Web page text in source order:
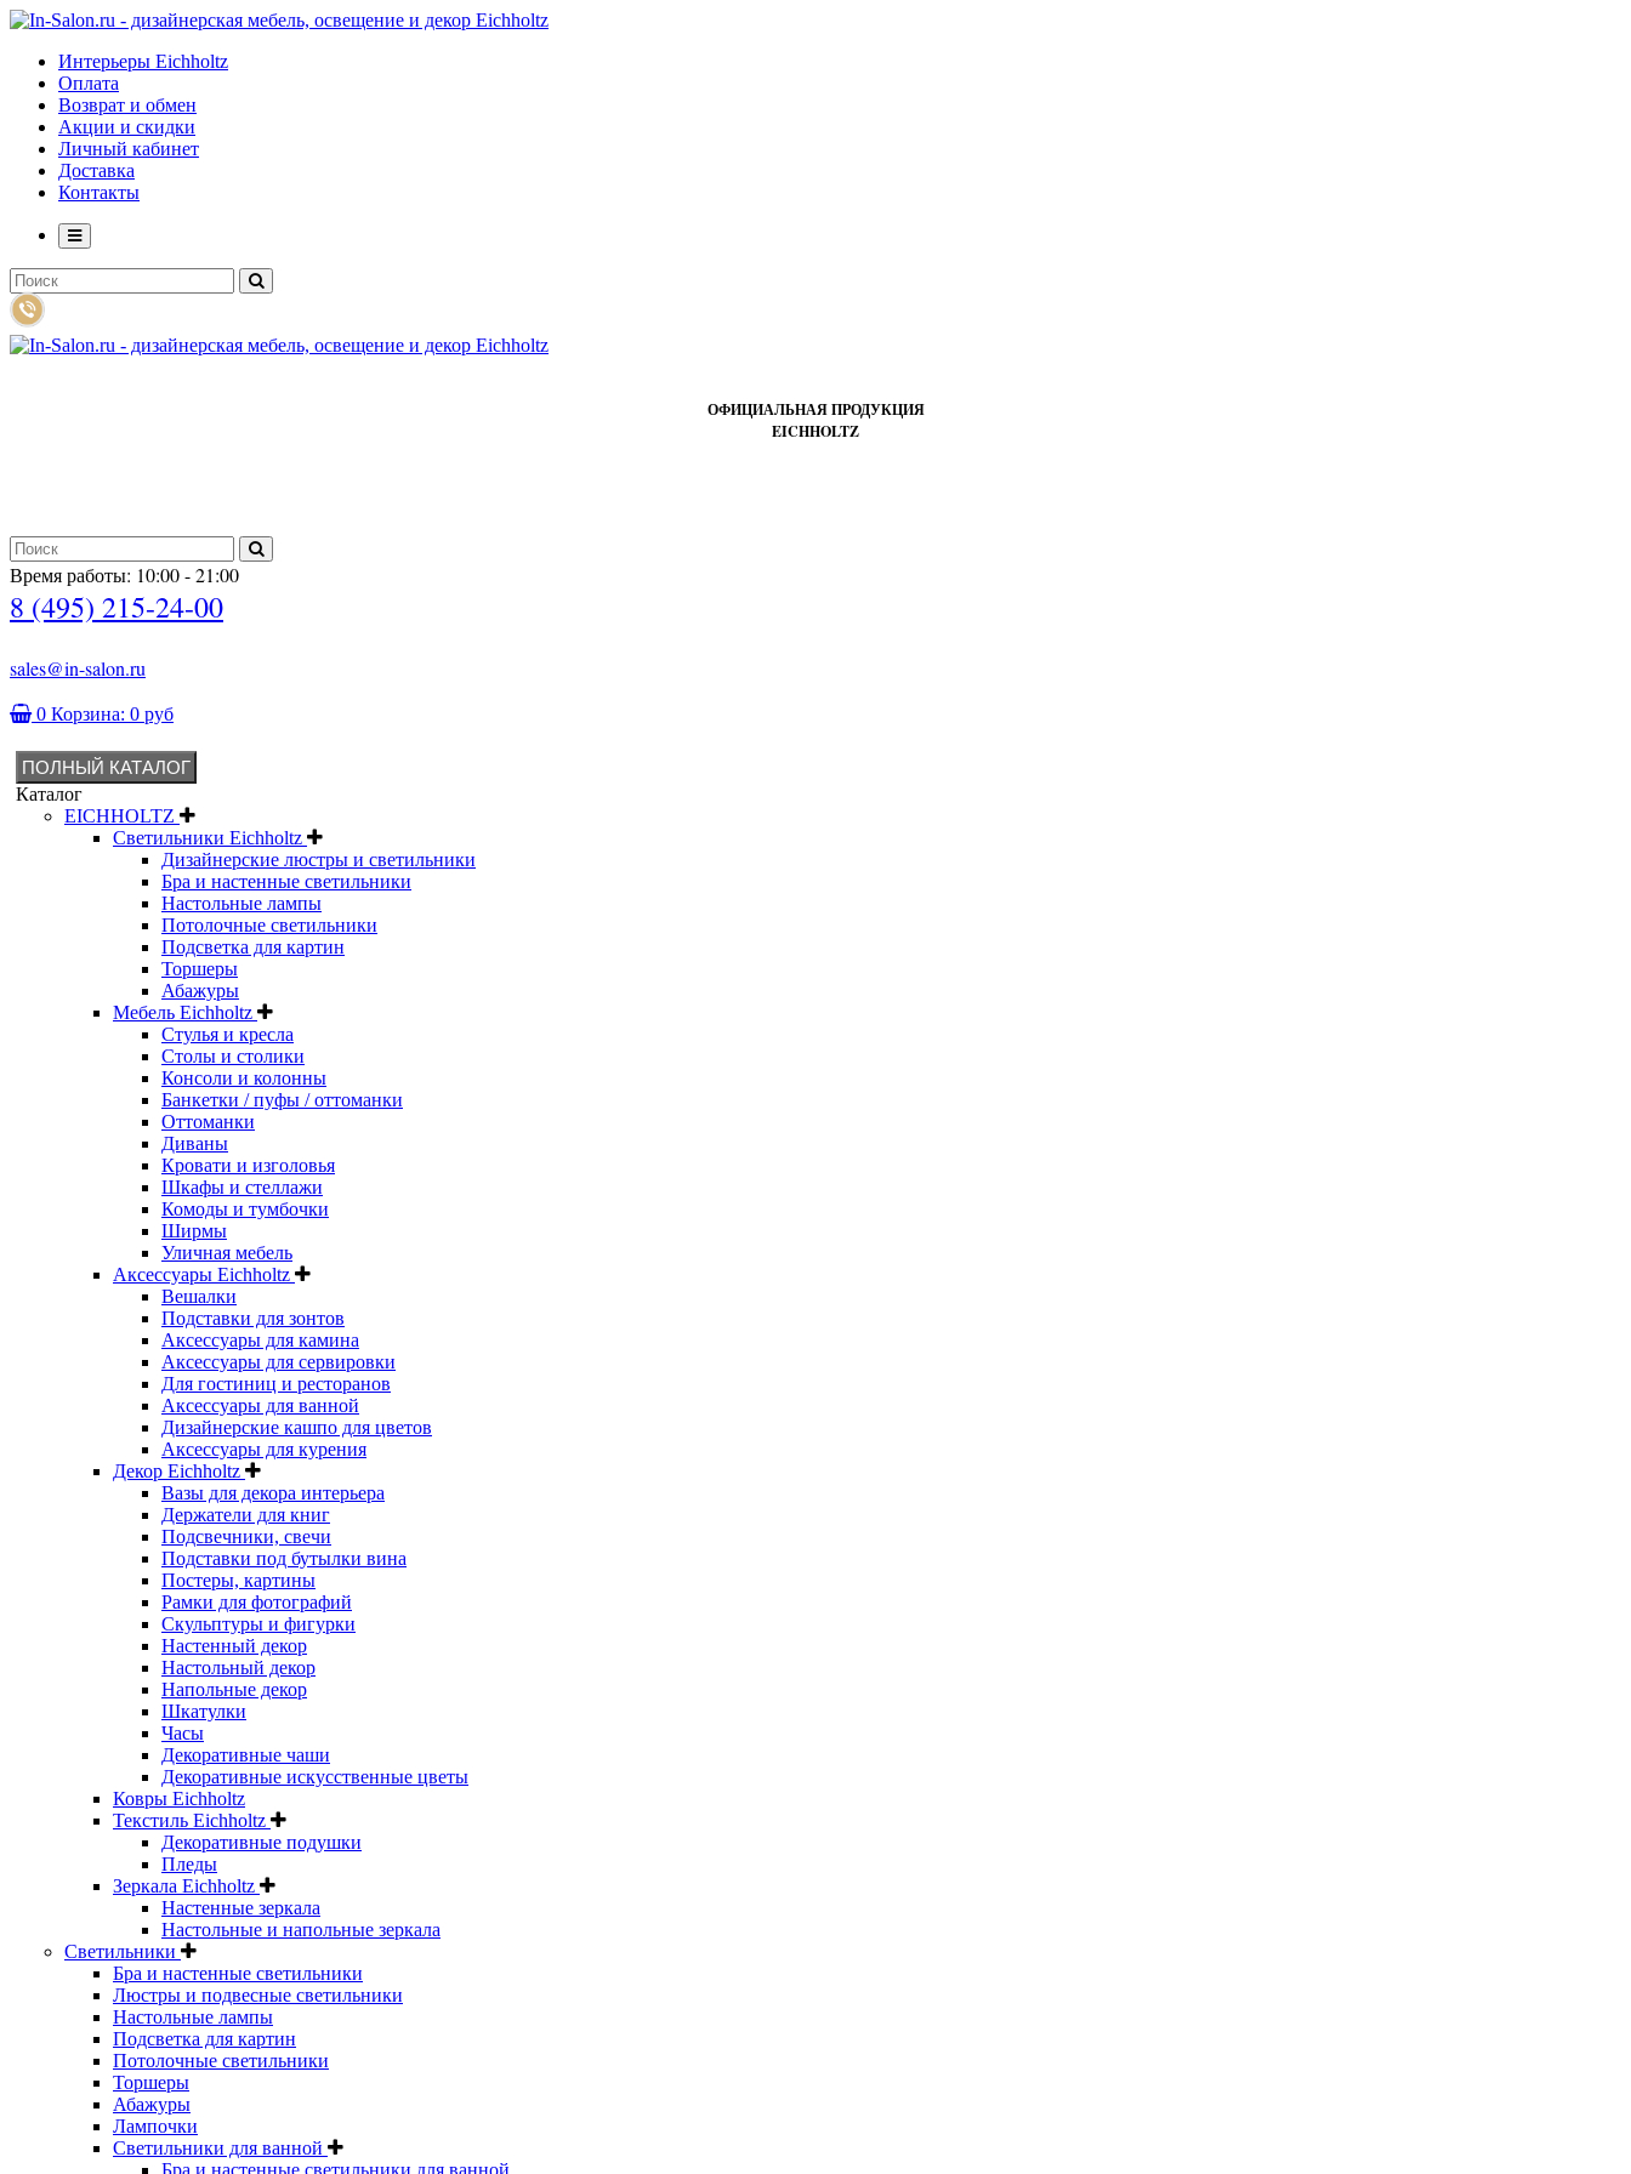
Интерьеры Eichholtz
Оплата
Возврат и обмен
Акции и скидки
Личный кабинет
Доставка
Контакты
ОФИЦИАЛЬНАЯ ПРОДУКЦИЯ
EICHHOLTZ
Время работы: 10:00 - 21:00
8 (495) 215-24-00
sales@in-salon.ru
0 Корзина: 0 руб
ПОЛНЫЙ КАТАЛОГ
Каталог
EICHHOLTZ
Светильники Eichholtz
Дизайнерские люстры и светильники
Бра и настенные светильники
Настольные лампы
Потолочные светильники
Подсветка для картин
Торшеры
Абажуры
Мебель Eichholtz
Стулья и кресла
Столы и столики
Консоли и колонны
Банкетки / пуфы / оттоманки
Оттоманки
Диваны
Кровати и изголовья
Шкафы и стеллажи
Комоды и тумбочки
Ширмы
Уличная мебель
Аксессуары Eichholtz
Вешалки
Подставки для зонтов
Аксессуары для камина
Аксессуары для сервировки
Для гостиниц и ресторанов
Аксессуары для ванной
Дизайнерские кашпо для цветов
Аксессуары для курения
Декор Eichholtz
Вазы для декора интерьера
Держатели для книг
Подсвечники, свечи
Подставки под бутылки вина
Постеры, картины
Рамки для фотографий
Скульптуры и фигурки
Настенный декор
Настольный декор
Напольные декор
Шкатулки
Часы
Декоративные чаши
Декоративные искусственные цветы
Ковры Eichholtz
Текстиль Eichholtz
Декоративные подушки
Пледы
Зеркала Eichholtz
Настенные зеркала
Настольные и напольные зеркала
Светильники
Бра и настенные светильники
Люстры и подвесные светильники
Настольные лампы
Подсветка для картин
Потолочные светильники
Торшеры
Абажуры
Лампочки
Светильники для ванной
Бра и настенные светильники для ванной